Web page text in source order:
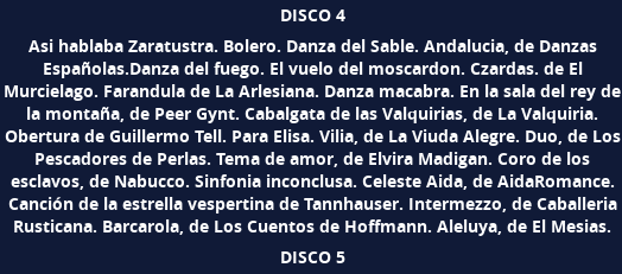
DISCO 4
Asi hablaba Zaratustra. Bolero. Danza del Sable. Andalucia, de Danzas
Españolas.Danza del fuego. El vuelo del moscardon. Czardas. de El
Murcielago. Farandula de La Arlesiana. Danza macabra. En la sala del rey de
la montaña, de Peer Gynt. Cabalgata de las Valquirias, de La Valquiria.
Obertura de Guillermo Tell. Para Elisa. Vilia, de La Viuda Alegre. Duo, de Los
Pescadores de Perlas. Tema de amor, de Elvira Madigan. Coro de los
esclavos, de Nabucco. Sinfonia inconclusa. Celeste Aida, de AidaRomance.
Canción de la estrella vespertina de Tannhauser. Intermezzo, de Caballeria
Rusticana. Barcarola, de Los Cuentos de Hoffmann. Aleluya, de El Mesias.
DISCO 5